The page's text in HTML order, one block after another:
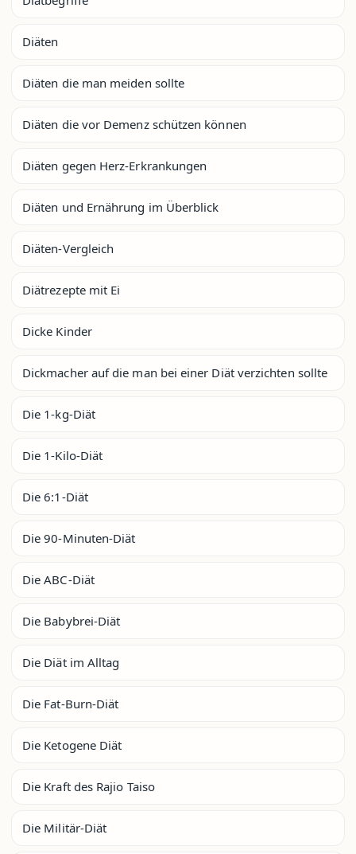
Diäten
Diäten die man meiden sollte
Diäten die vor Demenz schützen können
Diäten gegen Herz-Erkrankungen
Diäten und Ernährung im Überblick
Diäten-Vergleich
Diätrezepte mit Ei
Dicke Kinder
Dickmacher auf die man bei einer Diät verzichten sollte
Die 1-kg-Diät
Die 1-Kilo-Diät
Die 6:1-Diät
Die 90-Minuten-Diät
Die ABC-Diät
Die Babybrei-Diät
Die Diät im Alltag
Die Fat-Burn-Diät
Die Ketogene Diät
Die Kraft des Rajio Taiso
Die Militär-Diät